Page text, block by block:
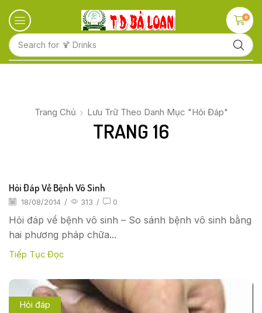
Search for 🍋 Fruits
0
Trang Chủ Lưu Trữ Theo Danh Mục "Hỏi Đáp"
TRANG 16
Hỏi Đáp Về Bệnh Vô Sinh
18/08/2014 / 313 / 0
Hỏi đáp về bệnh vô sinh – So sánh bệnh vô sinh bằng
hai phương pháp chữa...
Tiếp Tục Đọc
Hỏi đáp